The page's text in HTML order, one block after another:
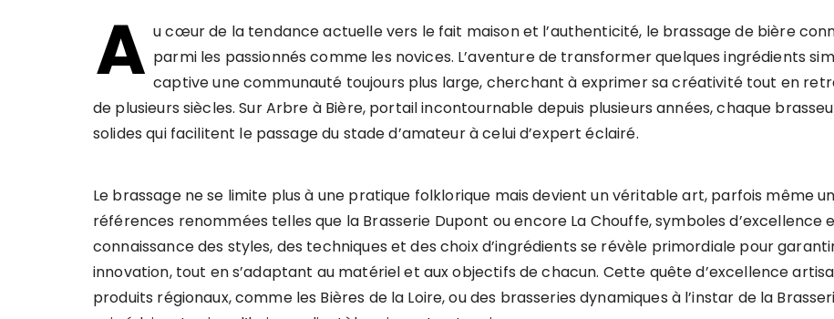
A u cœur de la tendance actuelle vers le fait maison et l’authenticité, le brassage de bière
parmi les passionnés comme les novices. L’aventure de transformer quelques ingrédients
captive une communauté toujours plus large, cherchant à exprimer sa créativité tout en
de plusieurs siècles. Sur Arbre à Bière, portail incontournable depuis plusieurs années, chaque
solides qui facilitent le passage du stade d’amateur à celui d’expert éclairé.
Le brassage ne se limite plus à une pratique folklorique mais devient un véritable art, parfois même
références renommées telles que la Brasserie Dupont ou encore La Chouffe, symboles d’excellence
connaissance des styles, des techniques et des choix d’ingrédients se révèle primordiale pour
innovation, tout en s’adaptant au matériel et aux objectifs de chacun. Cette quête d’excellence
produits régionaux, comme les Bières de la Loire, ou des brasseries dynamiques à l’instar de la